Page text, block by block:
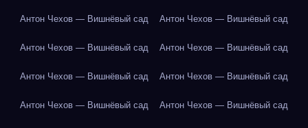
Антон Чехов — Вишнёвый сад Антон Чехов — Вишнёвый сад
Антон Чехов — Вишнёвый сад Антон Чехов — Вишнёвый сад
Антон Чехов — Вишнёвый сад Антон Чехов — Вишнёвый сад
Антон Чехов — Вишнёвый сад Антон Чехов — Вишнёвый сад